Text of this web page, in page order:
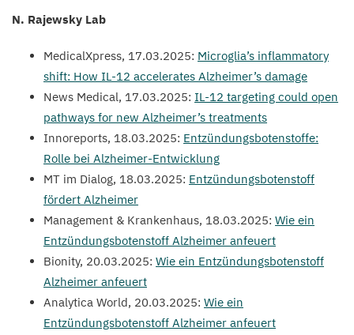
N. Rajewsky Lab
MedicalXpress, 17.03.2025: Microglia’s inflammatory
shift: How IL-12 accelerates Alzheimer’s damage
News Medical, 17.03.2025: IL-12 targeting could open
pathways for new Alzheimer’s treatments
Innoreports, 18.03.2025: Entzündungsbotenstoffe:
Rolle bei Alzheimer-Entwicklung
MT im Dialog, 18.03.2025: Entzündungsbotenstoff
fördert Alzheimer
Management & Krankenhaus, 18.03.2025: Wie ein
Entzündungsbotenstoff Alzheimer anfeuert
Bionity, 20.03.2025: Wie ein Entzündungsbotenstoff
Alzheimer anfeuert
Analytica World, 20.03.2025: Wie ein
Entzündungsbotenstoff Alzheimer anfeuert